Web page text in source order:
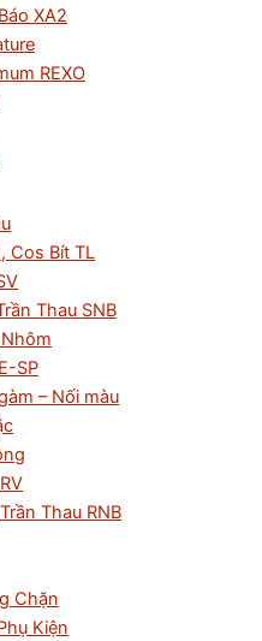
XA2
REXO
Cos Bít TL
Thau SNB
SP
– Nối màu
Thau RNB
Chặn
Kiện